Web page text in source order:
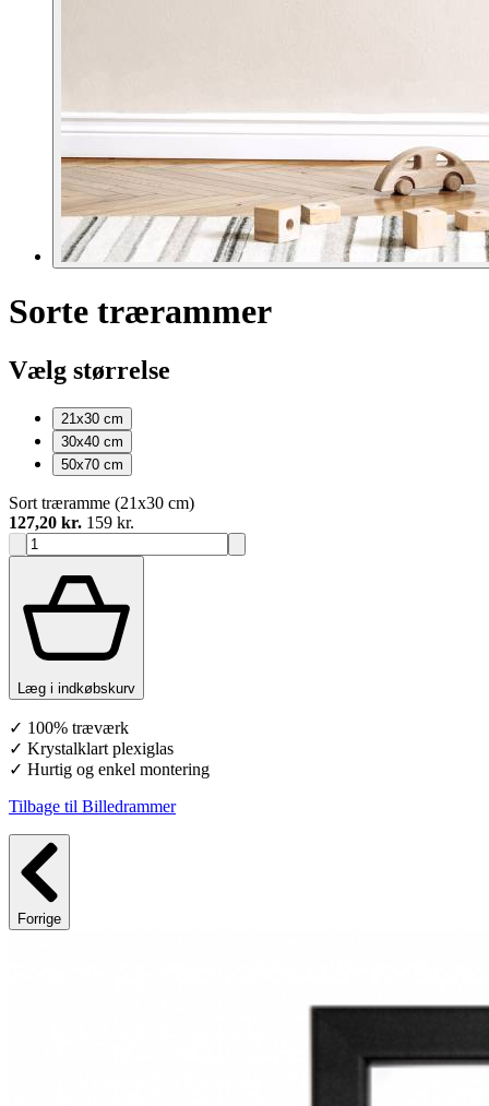
Sorte trærammer
Vælg størrelse
21x30 cm
30x40 cm
50x70 cm
Sort træramme (21x30 cm)
127,20 kr. 159 kr.
Læg i indkøbskurv
✓ 100% træværk
✓ Krystalklart plexiglas
✓ Hurtig og enkel montering
Tilbage til Billedrammer
Forrige